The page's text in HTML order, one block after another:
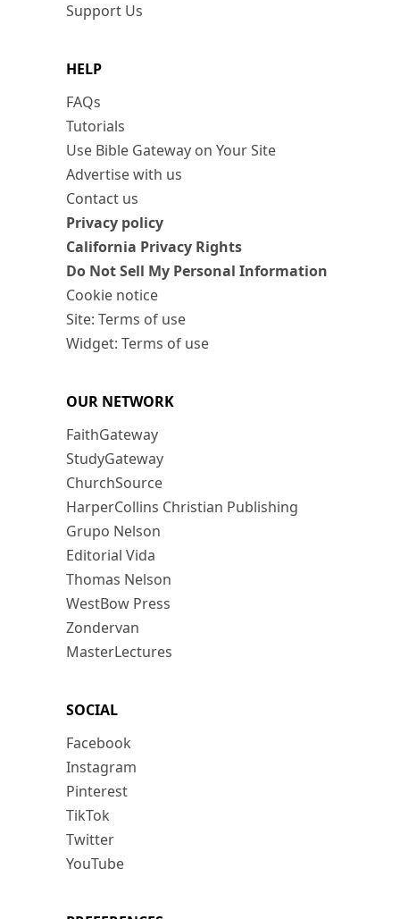
Support Us
HELP
FAQs
Tutorials
Use Bible Gateway on Your Site
Advertise with us
Contact us
Privacy policy
California Privacy Rights
Do Not Sell My Personal Information
Cookie notice
Site: Terms of use
Widget: Terms of use
OUR NETWORK
FaithGateway
StudyGateway
ChurchSource
HarperCollins Christian Publishing
Grupo Nelson
Editorial Vida
Thomas Nelson
WestBow Press
Zondervan
MasterLectures
SOCIAL
Facebook
Instagram
Pinterest
TikTok
Twitter
YouTube